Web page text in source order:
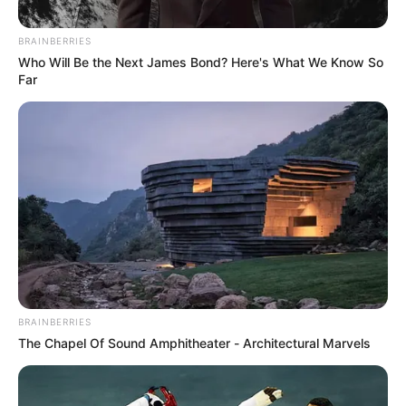
Agencia AFP
Santiago Buitrago - Bahrain Victorious
Por:Jhon Sebastián Huérfano Sánchez
BRAINBERRIES
Who Will Be the Next James Bond? Here's What We Know So
Far
BRAINBERRIES
The Chapel Of Sound Amphitheater - Architectural Marvels